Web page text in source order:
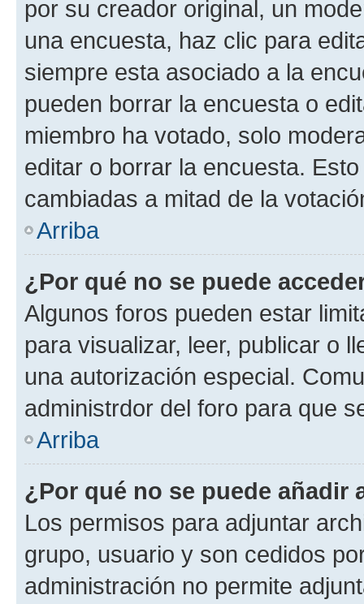
por su creador original, un
una encuesta, haz clic para
siempre esta asociado a la
pueden borrar la encuesta o
miembro ha votado, solo
editar o borrar la encuesta.
cambiadas a mitad de la
Arriba
¿Por qué no se puede
Algunos foros pueden estar
para visualizar, leer, publicar o
una autorización especial.
administrdor del foro para que
Arriba
¿Por qué no se puede añadir
Los permisos para adjuntar
grupo, usuario y son cedidos
administración no permite